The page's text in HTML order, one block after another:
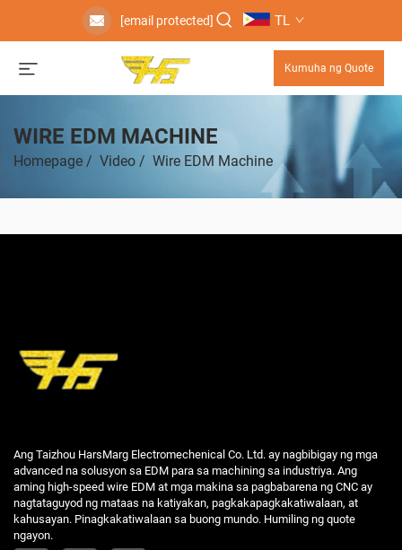
[email protected] TL
Kumuha ng Quote
WIRE EDM MACHINE
Homepage / Video / Wire EDM Machine
Ang Taizhou HarsMarg Electromechenical Co. Ltd. ay nagbibigay ng mga
advanced na solusyon sa EDM para sa machining sa industriya. Ang
aming high-speed wire EDM at mga makina sa pagbabarena ng CNC ay
nagtataguyod ng mataas na katiyakan, pagkakapagkakatiwalaan, at
kahusayan. Pinagkakatiwalaan sa buong mundo. Humiling ng quote
ngayon.